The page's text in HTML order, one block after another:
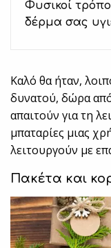
Φυσικοί
δέρμα σας
Καλό θα ήταν,
δυνατού, δώρα
απαιτούν για τη
μπαταρίες μιας
λειτουργούν με
Πακέτα και